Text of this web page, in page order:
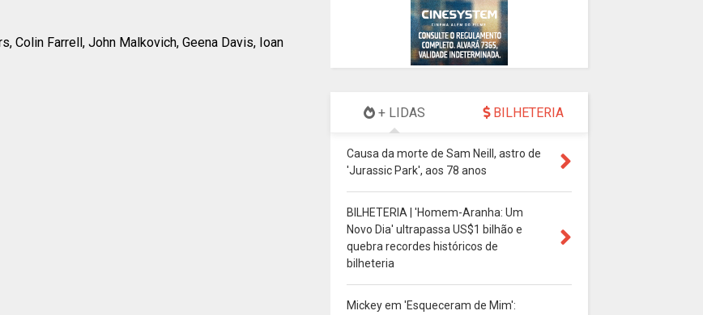
Colin Farrell, John Malkovich, Geena Davis, Ioan
+ LIDAS BILHETERIA
Causa da morte de Sam Neill, astro de
'Jurassic Park', aos 78 anos
BILHETERIA | 'Homem-Aranha: Um
Novo Dia' ultrapassa US$1 bilhão e
quebra recordes históricos de
bilheteria
Mickey em 'Esqueceram de Mim':